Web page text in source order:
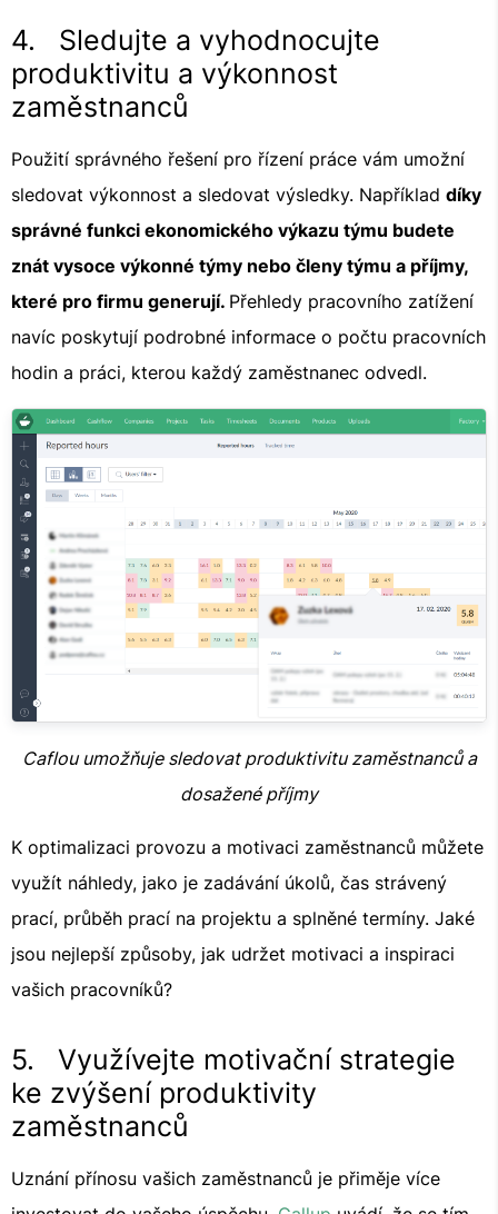
4. Sledujte a vyhodnocujte
produktivitu a výkonnost
zaměstnanců
Použití správného řešení pro řízení práce vám umožní
sledovat výkonnost a sledovat výsledky. Například díky
správné funkci ekonomického výkazu týmu budete
znát vysoce výkonné týmy nebo členy týmu a příjmy,
které pro firmu generují. Přehledy pracovního zatížení
navíc poskytují podrobné informace o počtu pracovních
hodin a práci, kterou každý zaměstnanec odvedl.
Caflou umožňuje sledovat produktivitu zaměstnanců a
dosažené příjmy
K optimalizaci provozu a motivaci zaměstnanců můžete
využít náhledy, jako je zadávání úkolů, čas strávený
prací, průběh prací na projektu a splněné termíny. Jaké
jsou nejlepší způsoby, jak udržet motivaci a inspiraci
vašich pracovníků?
5. Využívejte motivační strategie
ke zvýšení produktivity
zaměstnanců
Uznání přínosu vašich zaměstnanců je přiměje více